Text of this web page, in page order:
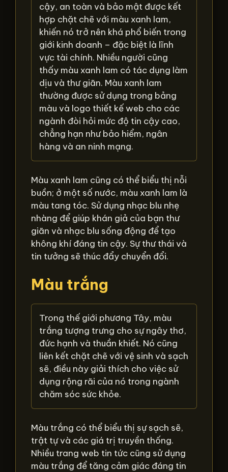
cậy, an toàn và bảo mật được kết
hợp chặt chẽ với màu xanh lam,
khiến nó trở nên khá phổ biến trong
giới kinh doanh – đặc biệt là lĩnh
vực tài chính. Nhiều người cũng
thấy màu xanh lam có tác dụng làm
dịu và thư giãn. Màu xanh lam
thường được sử dụng trong bảng
màu và logo thiết kế web cho các
ngành đòi hỏi mức độ tin cậy cao,
chẳng hạn như bảo hiểm, ngân
hàng và an ninh mạng.
Màu xanh lam cũng có thể biểu thị nỗi
buồn; ở một số nước, màu xanh lam là
màu tang tóc. Sử dụng nhạc blu nhẹ
nhàng để giúp khán giả của bạn thư
giãn và nhạc blu sống động để tạo
không khí đáng tin cậy. Sự thư thái và
tin tưởng sẽ thúc đẩy chuyển đổi.
Màu trắng
Trong thế giới phương Tây, màu
trắng tượng trưng cho sự ngây thơ,
đức hạnh và thuần khiết. Nó cũng
liên kết chặt chẽ với vệ sinh và sạch
sẽ, điều này giải thích cho việc sử
dụng rộng rãi của nó trong ngành
chăm sóc sức khỏe.
Màu trắng có thể biểu thị sự sạch sẽ,
trật tự và các giá trị truyền thống.
Nhiều trang web tin tức cũng sử dụng
màu trắng để tăng cảm giác đáng tin